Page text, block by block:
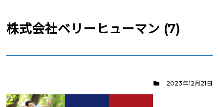
株式会社ベリーヒューマン (7)
2023年12月21日